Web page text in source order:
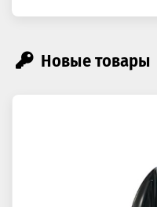
Новые товары